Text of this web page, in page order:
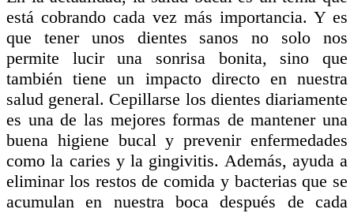
está cobrando cada vez más importancia. Y es
que tener unos dientes sanos no solo nos
permite lucir una sonrisa bonita, sino que
también tiene un impacto directo en nuestra
salud general. Cepillarse los dientes diariamente
es una de las mejores formas de mantener una
buena higiene bucal y prevenir enfermedades
como la caries y la gingivitis. Además, ayuda a
eliminar los restos de comida y bacterias que se
acumulan en nuestra boca después de cada